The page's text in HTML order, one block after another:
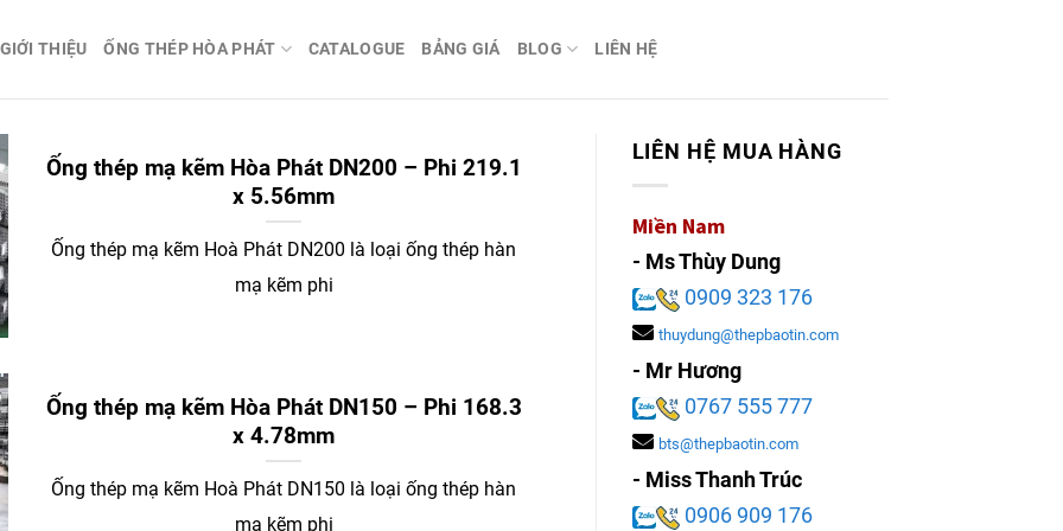
GIỚI THIỆU ỐNG THÉP HÒA PHÁT CATALOGUE BẢNG GIÁ BLOG LIÊN HỆ
Ống thép mạ kẽm Hòa Phát DN200 – Phi 219.1
x 5.56mm
Ống thép mạ kẽm Hoà Phát DN200 là loại ống thép hàn
mạ kẽm phi
Ống thép mạ kẽm Hòa Phát DN150 – Phi 168.3
x 4.78mm
Ống thép mạ kẽm Hoà Phát DN150 là loại ống thép hàn
mạ kẽm phi
LIÊN HỆ MUA HÀNG
Miền Nam
- Ms Thùy Dung
0909 323 176
thuydung@thepbaotin.com
- Mr Hương
0767 555 777
bts@thepbaotin.com
- Miss Thanh Trúc
0906 909 176